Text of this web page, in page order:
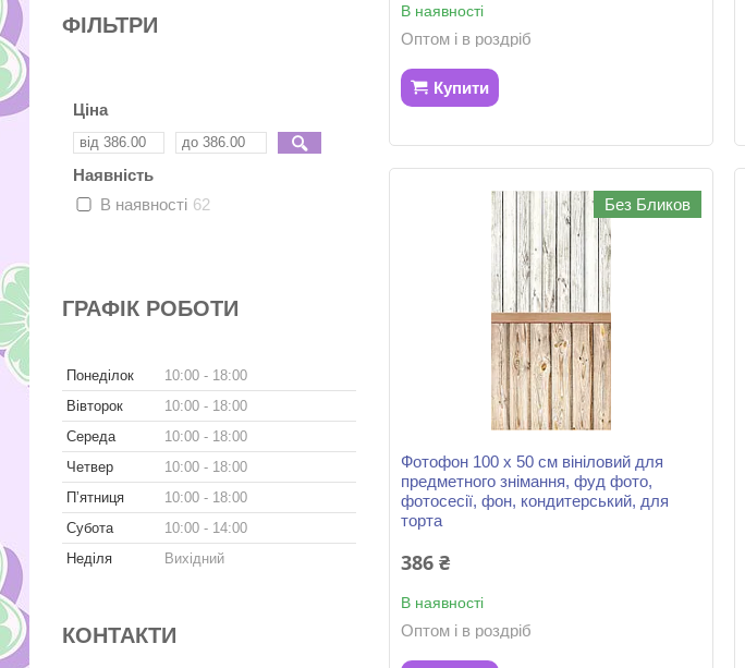
В наявності
Оптом і в роздріб
Купити
Без Бликов
Фотофон 100 х 50 см вініловий для
предметного знімання, фуд фото,
фотосесії, фон, кондитерський, для
торта
386 ₴
В наявності
Оптом і в роздріб
ФІЛЬТРИ
Ціна
Наявність
В наявності 62
ГРАФІК РОБОТИ
Понеділок 10:00
18:00
Вівторок
10:00
18:00
Середа
10:00
18:00
Четвер
10:00
18:00
Пʼятниця
10:00
18:00
Субота
10:00
14:00
Неділя
Вихідний
КОНТАКТИ